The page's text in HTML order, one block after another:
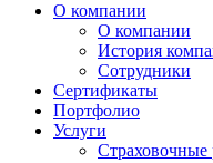
О компании
О компании
История
Сотрудники
Сертификаты
Портфолио
Услуги
Страховочные